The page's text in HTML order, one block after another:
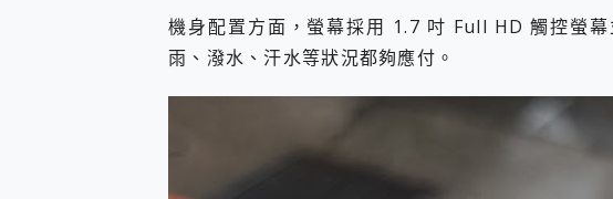
機身配置方面，螢幕採用 1.7 吋 Full HD 觸控螢
雨、潑水、汗水等狀況都夠應付。